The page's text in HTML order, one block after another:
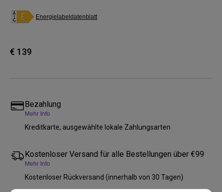
Energielabeldatenblatt
€ 139
Bezahlung
Mehr Info
Kreditkarte, ausgewählte lokale Zahlungsarten
Kostenloser Versand für alle Bestellungen über €99
Mehr Info
Kostenloser Rückversand (innerhalb von 30 Tagen)